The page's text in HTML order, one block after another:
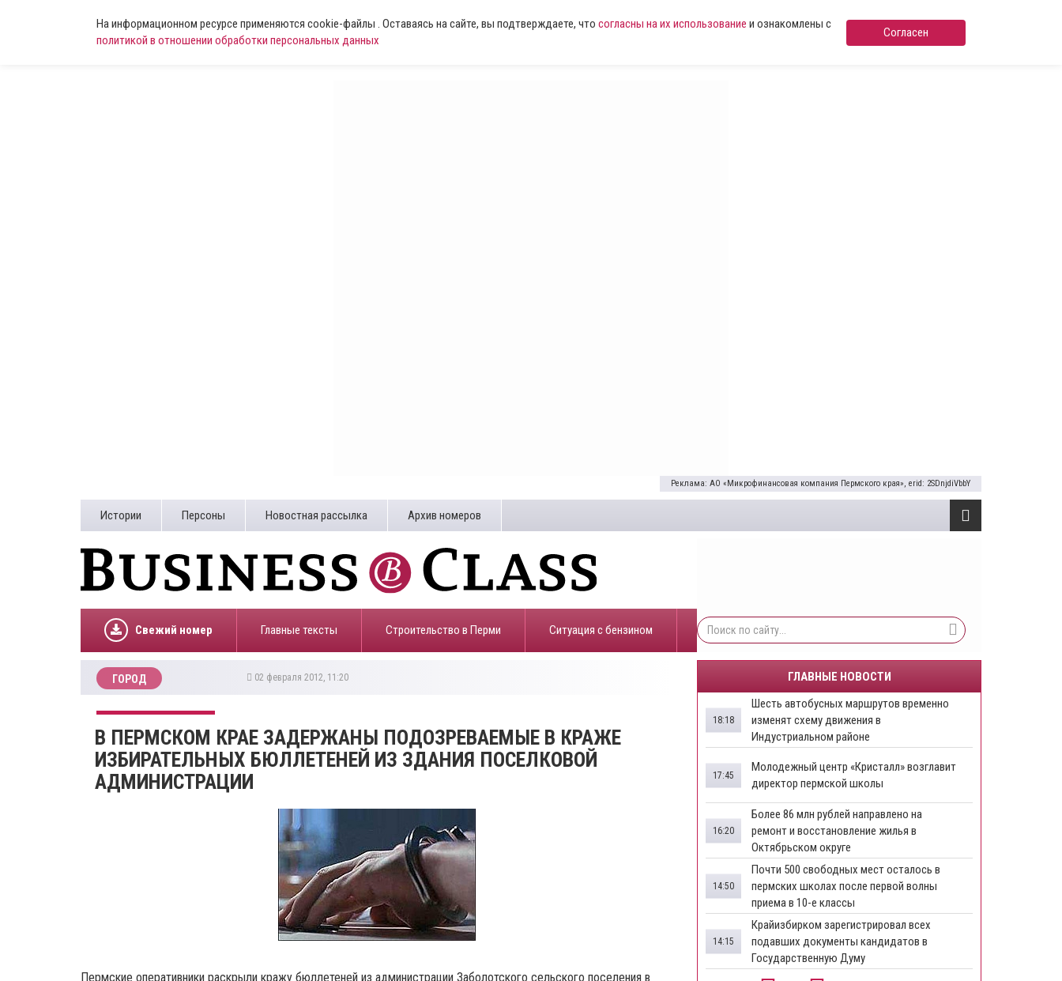
На информационном ресурсе применяются cookie-файлы . Оставаясь на сайте, вы подтверждаете, что согласны на их использование и ознакомлены с
политикой в отношении обработки персональных данных
Согласен
Реклама: АО «Микрофинансовая компания Пермского края», erid: 2SDnjdiVbbY
Истории Персоны Новостная рассылка Архив номеров
Свежий номер Главные тексты Строительство в Перми ​Ситуация с бензином
ГОРОД 02 февраля 2012, 11:20
В ПЕРМСКОМ КРАЕ ЗАДЕРЖАНЫ ПОДОЗРЕВАЕМЫЕ В КРАЖЕ
ИЗБИРАТЕЛЬНЫХ БЮЛЛЕТЕНЕЙ ИЗ ЗДАНИЯ ПОСЕЛКОВОЙ
АДМИНИСТРАЦИИ
Пермские оперативники раскрыли кражу бюллетеней из администрации Заболотского сельского поселения в
ГЛАВНЫЕ НОВОСТИ
Шесть автобусных маршрутов временно
изменят схему движения в
Индустриальном районе
18:18
Молодежный центр «Кристалл» возглавит
директор пермской школы
17:45
Более 86 млн рублей направлено на
ремонт и восстановление жилья в
Октябрьском округе
16:20
Почти 500 свободных мест осталось в
пермских школах после первой волны
приема в 10-е классы
14:50
Крайизбирком зарегистрировал всех
подавших документы кандидатов в
Государственную Думу
14:15